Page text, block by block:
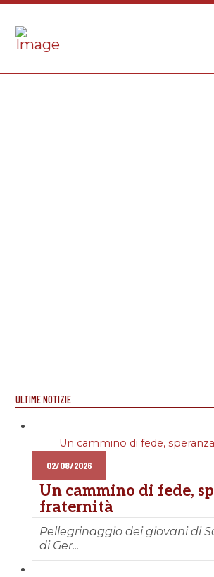
ULTIME NOTIZIE
Un cammino di fede,
02/08/2026
Un cammino di fede,
fraternità
Pellegrinaggio dei giovani di
di Ger...